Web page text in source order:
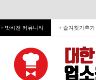
+ 맛비전 커뮤니티 + 즐겨찾기추가